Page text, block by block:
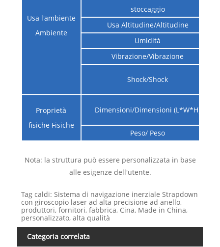
Usa l'ambiente
Ambiente
stoccaggio
Usa Altitudine/Altitudine
Umidità
Vibrazione/Vibrazione
Shock/Shock
Proprietà
fisiche Fisiche
Dimensioni/Dimensioni (L*W*H)
Peso/ Peso
Nota: la struttura può essere personalizzata in base
alle esigenze dell'utente.
Tag caldi: Sistema di navigazione inerziale Strapdown
con giroscopio laser ad alta precisione ad anello,
produttori, fornitori, fabbrica, Cina, Made in China,
personalizzato, alta qualità
Categoria correlata